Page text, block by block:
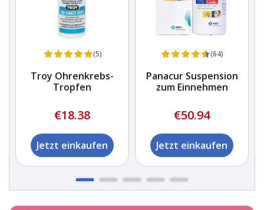
(5)
Troy Ohrenkrebs-
Tropfen
€18.38
Jetzt einkaufen
(64)
Panacur Suspension
zum Einnehmen
€50.94
Jetzt einkaufen